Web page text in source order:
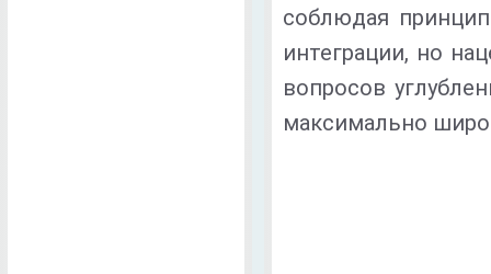
соблюдая
интеграции, но
вопросов
максимально